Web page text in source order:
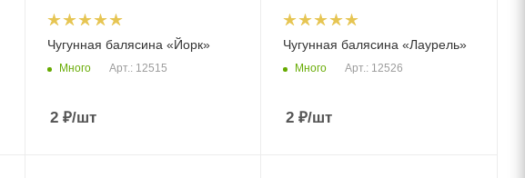
Чугунная балясина «Йорк»
Много Арт.: 12515
2₽/шт
Чугунная балясина «Лаурель»
Много Арт.: 12526
2 ₽/шт